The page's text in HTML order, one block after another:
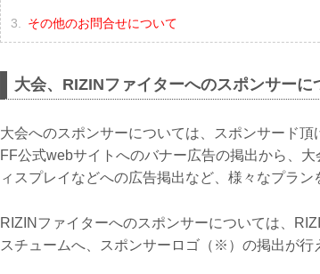
その他のお問合せについて
大会、RIZINファイターへのスポンサーに
大会へのスポンサーについては、スポンサード
FF公式webサイトへのバナー広告の掲出から、
ィスプレイなどへの広告掲出など、様々なプラン
RIZINファイターへのスポンサーについては、
スチュームへ、スポンサーロゴ（※）の掲出が行